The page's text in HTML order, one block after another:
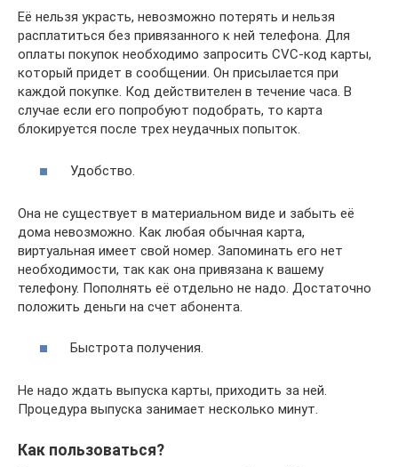
Её нельзя украсть, невозможно потерять и нельзя
расплатиться без привязанного к ней телефона. Для
оплаты покупок необходимо запросить CVC-код карты,
который придет в сообщении. Он присылается при
каждой покупке. Код действителен в течение часа. В
случае если его попробуют подобрать, то карта
блокируется после трех неудачных попыток.
Удобство.
Она не существует в материальном виде и забыть её
дома невозможно. Как любая обычная карта,
виртуальная имеет свой номер. Запоминать его нет
необходимости, так как она привязана к вашему
телефону. Пополнять её отдельно не надо. Достаточно
положить деньги на счет абонента.
Быстрота получения.
Не надо ждать выпуска карты, приходить за ней.
Процедура выпуска занимает несколько минут.
Как пользоваться?